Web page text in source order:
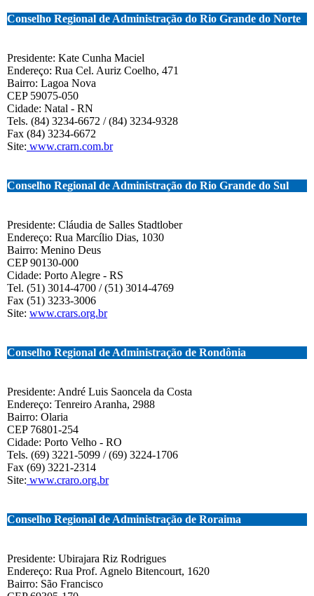
Conselho Regional de Administração do Rio Grande do Norte
Presidente: Kate Cunha Maciel
Endereço: Rua Cel. Auriz Coelho, 471
Bairro: Lagoa Nova
CEP 59075-050
Cidade: Natal - RN
Tels. (84) 3234-6672 / (84) 3234-9328
Fax (84) 3234-6672
Site: www.crarn.com.br
Conselho Regional de Administração do Rio Grande do Sul
Presidente: Cláudia de Salles Stadtlober
Endereço: Rua Marcílio Dias, 1030
Bairro: Menino Deus
CEP 90130-000
Cidade: Porto Alegre - RS
Tel. (51) 3014-4700 / (51) 3014-4769
Fax (51) 3233-3006
Site: www.crars.org.br
Conselho Regional de Administração de Rondônia
Presidente: André Luis Saoncela da Costa
Endereço: Tenreiro Aranha, 2988
Bairro: Olaria
CEP 76801-254
Cidade: Porto Velho - RO
Tels. (69) 3221-5099 / (69) 3224-1706
Fax (69) 3221-2314
Site: www.craro.org.br
Conselho Regional de Administração de Roraima
Presidente: Ubirajara Riz Rodrigues
Endereço: Rua Prof. Agnelo Bitencourt, 1620
Bairro: São Francisco